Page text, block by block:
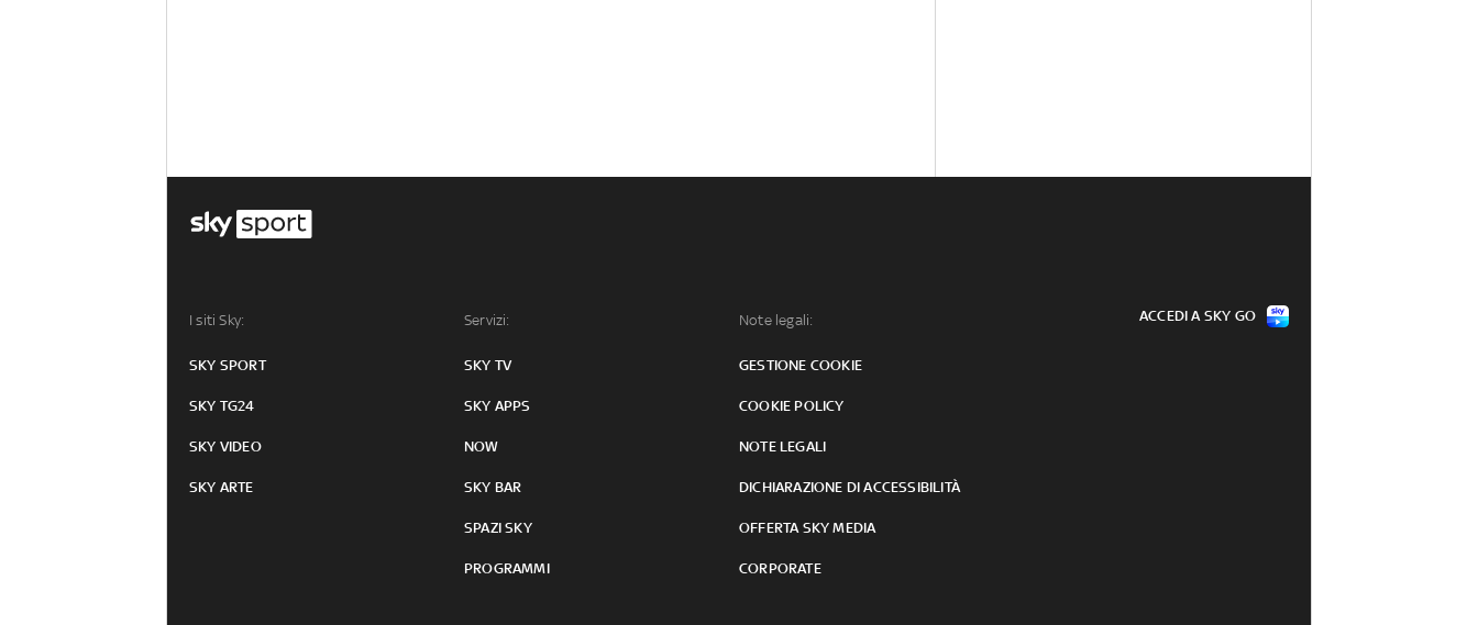
I siti Sky:
SKY SPORT
SKY TG24
SKY VIDEO
SKY ARTE
Servizi:
SKY TV
SKY APPS
NOW
SKY BAR
SPAZI SKY
PROGRAMMI
Note legali:
GESTIONE COOKIE
COOKIE POLICY
NOTE LEGALI
DICHIARAZIONE DI ACCESSIBILITÀ
OFFERTA SKY MEDIA
CORPORATE
ACCEDI A SKY GO